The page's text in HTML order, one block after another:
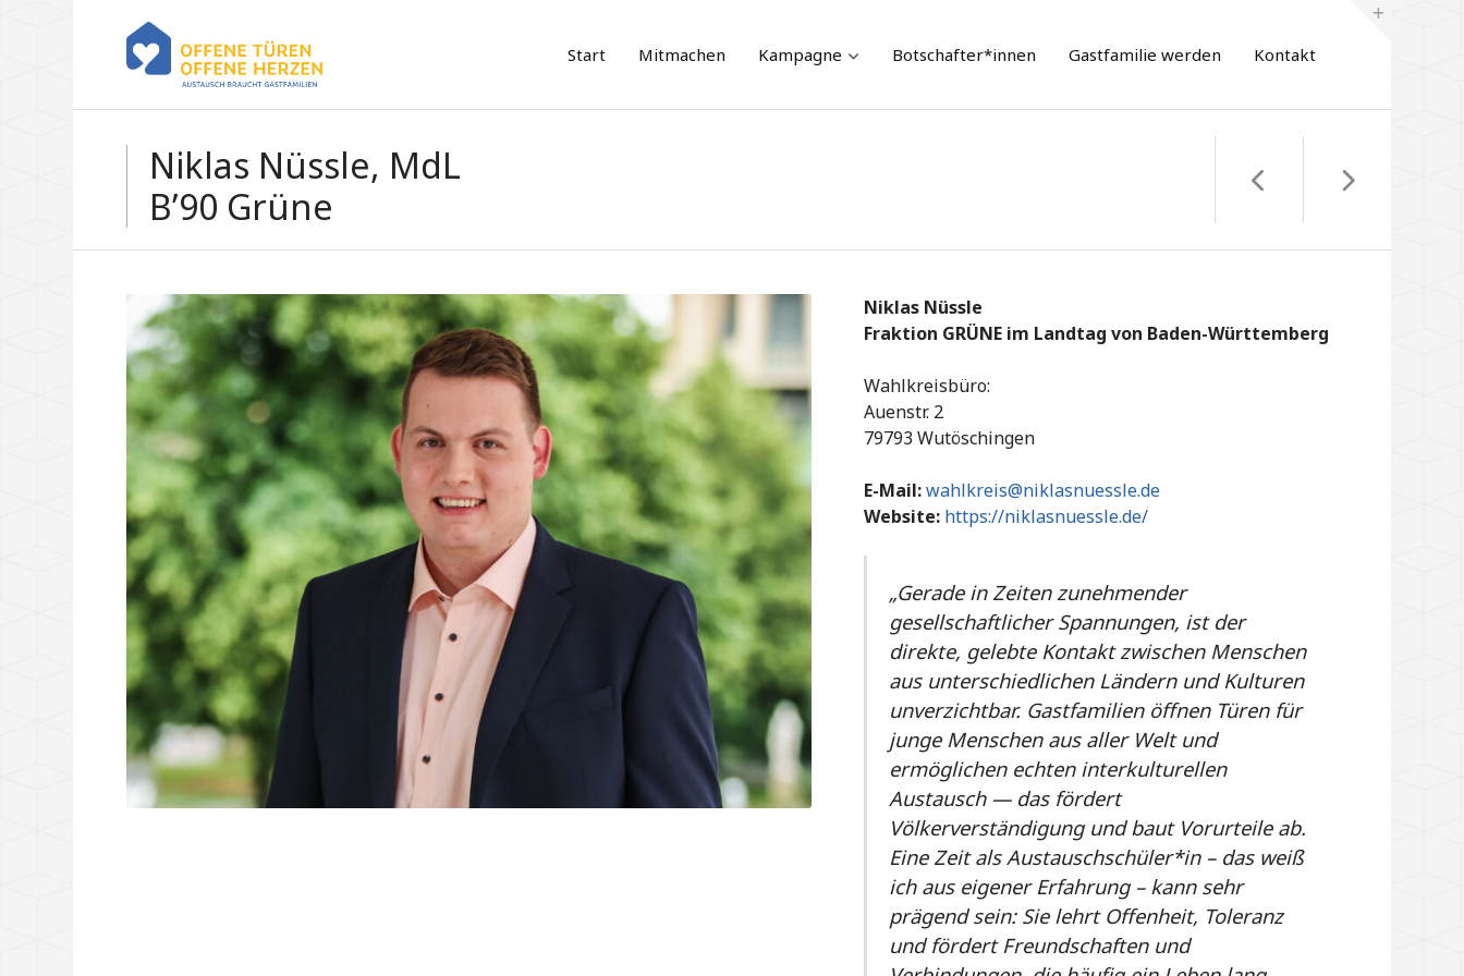
Start Mitmachen Kampagne Botschafter*innen Gastfamilie werden Kontakt
Skip
Niklas Nüssle, MdL
B’90 Grüne
Niklas Nüssle
Fraktion GRÜNE im Landtag von Baden-Württemberg
Wahlkreisbüro:
Auenstr. 2
79793 Wutöschingen
E-Mail:wahlkreis@niklasnuessle.de
Website: https://niklasnuessle.de/
„Gerade in Zeiten zunehmender
gesellschaftlicher Spannungen, ist der
direkte, gelebte Kontakt zwischen Menschen
aus unterschiedlichen Ländern und Kulturen
unverzichtbar. Gastfamilien öffnen Türen für
junge Menschen aus aller Welt und
ermöglichen echten interkulturellen
Austausch — das fördert
Völkerverständigung und baut Vorurteile ab.
Eine Zeit als Austauschschüler*in – das weiß
ich aus eigener Erfahrung – kann sehr
prägend sein: Sie lehrt Offenheit, Toleranz
und fördert Freundschaften und